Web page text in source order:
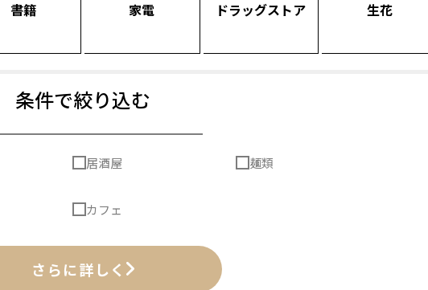
書籍 家電 ドラッグストア 生花
条件で絞り込む
居酒屋 麺類
カフェ
さらに詳しく